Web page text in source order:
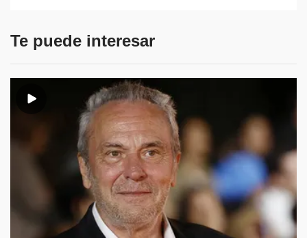
Te puede interesar